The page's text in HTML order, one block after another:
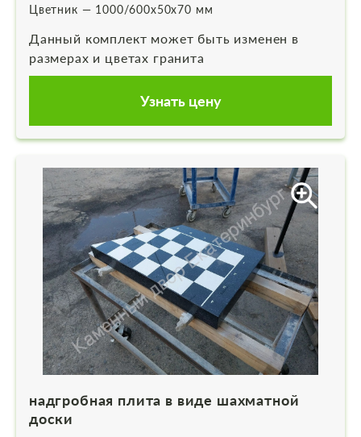
Цветник — 1000/600х50х70 мм
Данный комплект может быть изменен в
размерах и цветах гранита
Узнать цену
надгробная плита в виде шахматной
доски